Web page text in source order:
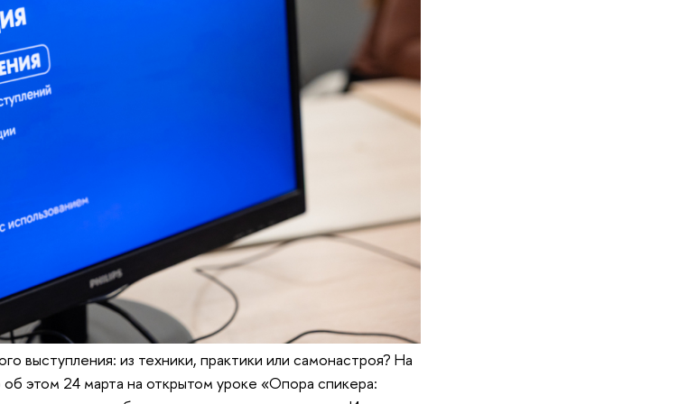
выступления: из техники, практики или самонастроя? На
этом 24 марта на открытом уроке «Опора спикера: